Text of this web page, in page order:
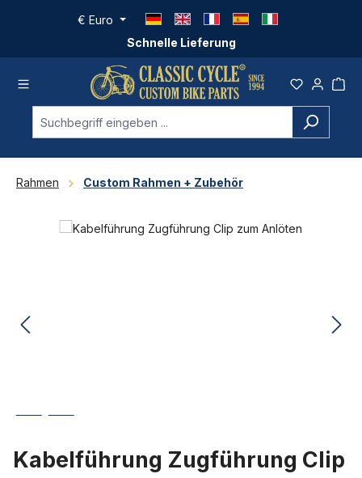
Zum Hauptinhalt springen
Schnelle Lieferung
€ Euro
Rahmen Custom Rahmen + Zubehör
Bildergalerie überspringen
Kabelführung Zugführung Clip